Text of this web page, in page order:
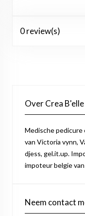
0 review(s)
Over Crea B'elle
Medische
van Victoria vynn,
djess, gel.it.up.
impoteur belgie
Neem contact